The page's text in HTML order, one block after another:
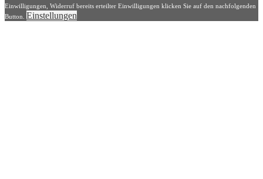
Einwilligungen, Widerruf bereits erteilter Einwilligungen klicken Sie auf den nachfolgenden
Button. Einstellungen